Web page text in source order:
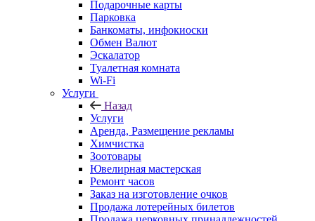
Подарочные карты
Парковка
Банкоматы, инфокиоски
Обмен Валют
Эскалатор
Туалетная комната
Wi-Fi
Услуги
Назад
Услуги
Аренда, Размещение рекламы
Химчистка
Зоотовары
Ювелирная мастерская
Ремонт часов
Заказ на изготовление очков
Продажа лотерейных билетов